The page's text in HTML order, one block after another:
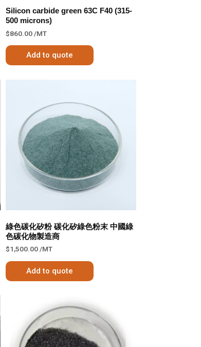
Silicon carbide green 63C F40 (315-
500 microns)
$860.00 /MT
Add to quote
綠色碳化矽粉 碳化矽綠色粉末 中國綠
色碳化物製造商
$1,500.00/MT
Add to quote